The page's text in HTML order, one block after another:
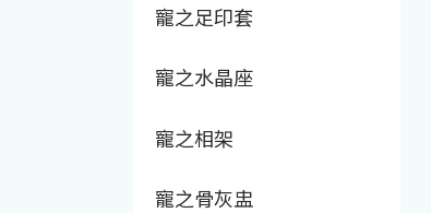
寵之足印套
寵之水晶座
寵之相架
寵之骨灰盅